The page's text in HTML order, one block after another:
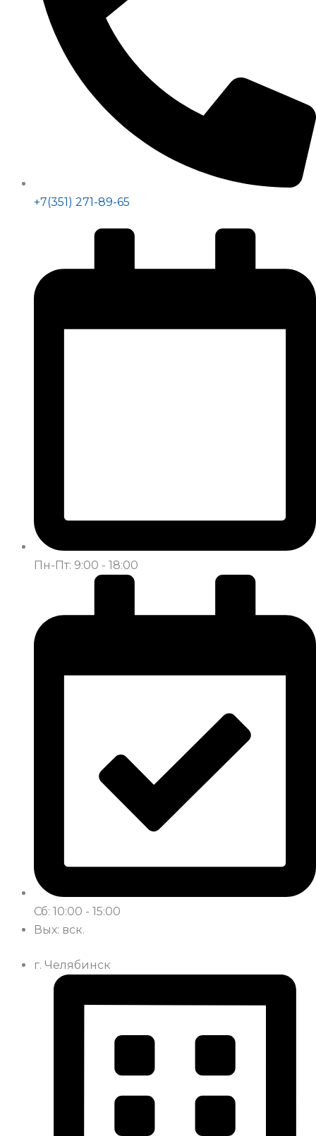
+7(351) 271-89-65
Пн-Пт: 9:00 - 18:00
Сб: 10:00 - 15:00
Вых: вск.
г. Челябинск